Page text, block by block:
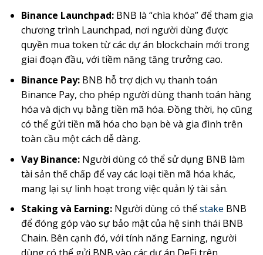
Binance Launchpad:BNB là “chìa khóa” để tham gia
chương trình Launchpad, nơi người dùng được
quyền mua token từ các dự án blockchain mới trong
giai đoạn đầu, với tiềm năng tăng trưởng cao.
Binance Pay:BNB hỗ trợ dịch vụ thanh toán
Binance Pay, cho phép người dùng thanh toán hàng
hóa và dịch vụ bằng tiền mã hóa. Đồng thời, họ cũng
có thể gửi tiền mã hóa cho bạn bè và gia đình trên
toàn cầu một cách dễ dàng.
Vay Binance:Người dùng có thể sử dụng BNB làm
tài sản thế chấp để vay các loại tiền mã hóa khác,
mang lại sự linh hoạt trong việc quản lý tài sản.
Staking và Earning:Người dùng có thểstake BNB
để đóng góp vào sự bảo mật của hệ sinh thái BNB
Chain. Bên cạnh đó, với tính năng Earning, người